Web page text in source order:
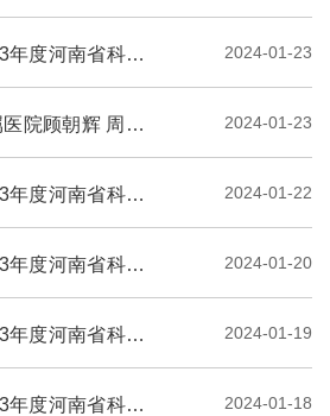
郑州大学荣获2023年度河南省科学技术奖一等奖项目展示（八）---《基于多维度功能CT... 2024-01-23
郑州大学第一附属医院顾朝辉 周利杰科研团队在国际知名期刊发表重要研究成果 2024-01-23
郑州大学荣获2023年度河南省科学技术奖一等奖项目展示（七）---《黄河冲积平原地区... 2024-01-22
郑州大学荣获2023年度河南省科学技术奖一等奖项目展示（六）---《面向大规模人群的... 2024-01-20
郑州大学荣获2023年度河南省科学技术奖一等奖项目展示（五）---《脑死亡供体肝移植... 2024-01-19
郑州大学荣获2023年度河南省科学技术奖一等奖项目展示（四）---《高效绿色连铸连轧... 2024-01-18